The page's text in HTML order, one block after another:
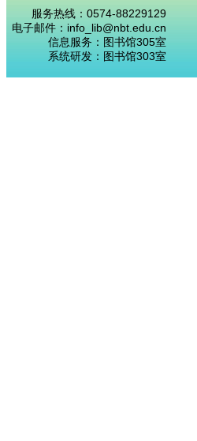
服务热线：0574-88229129
电子邮件：info_lib@nbt.edu.cn
信息服务：图书馆305室
系统研发：图书馆303室